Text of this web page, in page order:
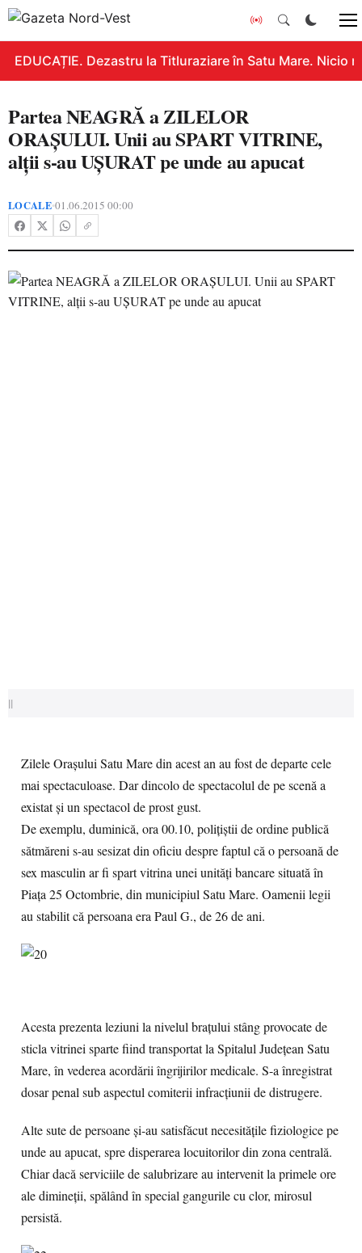
EDUCAȚIE. Dezastru la Titluraziare în Satu Mare. Nicio
Partea NEAGRĂ a ZILELOR
ORAŞULUI. Unii au SPART VITRINE,
alţii s-au UŞURAT pe unde au apucat
LOCALE•01.06.2015 00:00
||
Zilele Oraşului Satu Mare din acest an au fost de departe cele
mai spectaculoase. Dar dincolo de spectacolul de pe scenă a
existat şi un spectacol de prost gust.
De exemplu, duminică, ora 00.10, poliţiştii de ordine publică
sătmăreni s-au sesizat din oficiu despre faptul că o persoană de
sex masculin ar fi spart vitrina unei unităţi bancare situată în
Piaţa 25 Octombrie, din municipiul Satu Mare. Oamenii legii
au stabilit că persoana era Paul G., de 26 de ani.
Acesta prezenta leziuni la nivelul braţului stâng provocate de
sticla vitrinei sparte fiind transportat la Spitalul Judeţean Satu
Mare, în vederea acordării îngrijirilor medicale. S-a înregistrat
dosar penal sub aspectul comiterii infracţiunii de distrugere.
Alte sute de persoane şi-au satisfăcut necesităţile fiziologice pe
unde au apucat, spre disperarea locuitorilor din zona centrală.
Chiar dacă serviciile de salubrizare au intervenit la primele ore
ale dimineţii, spălând în special gangurile cu clor, mirosul
persistă.